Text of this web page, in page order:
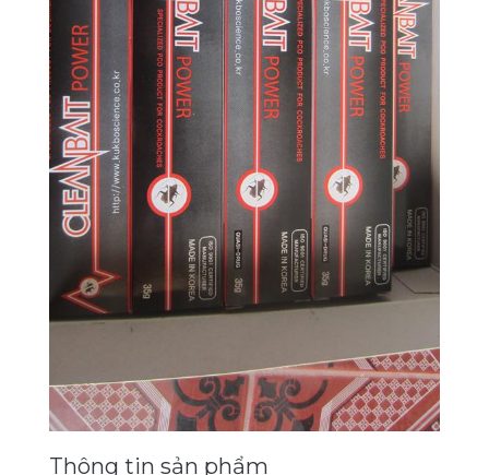
Xe đẩy làm vệ sinh Sài Gòn
Thông tin sản phẩm